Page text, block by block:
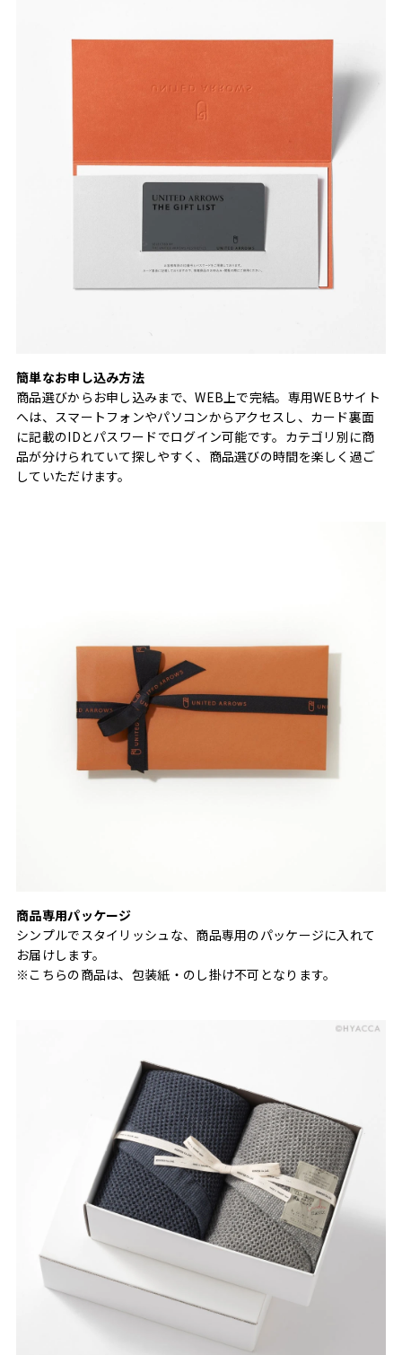
簡単なお申し込み方法
商品選びからお申し込みまで、WEB上で完結。専用WEBサイト
へは、スマートフォンやパソコンからアクセスし、カード裏面
に記載のIDとパスワードでログイン可能です。カテゴリ別に商
品が分けられていて探しやすく、商品選びの時間を楽しく過ご
していただけます。
商品専用パッケージ
シンプルでスタイリッシュな、商品専用のパッケージに入れて
お届けします。
※こちらの商品は、包装紙・のし掛け不可となります。